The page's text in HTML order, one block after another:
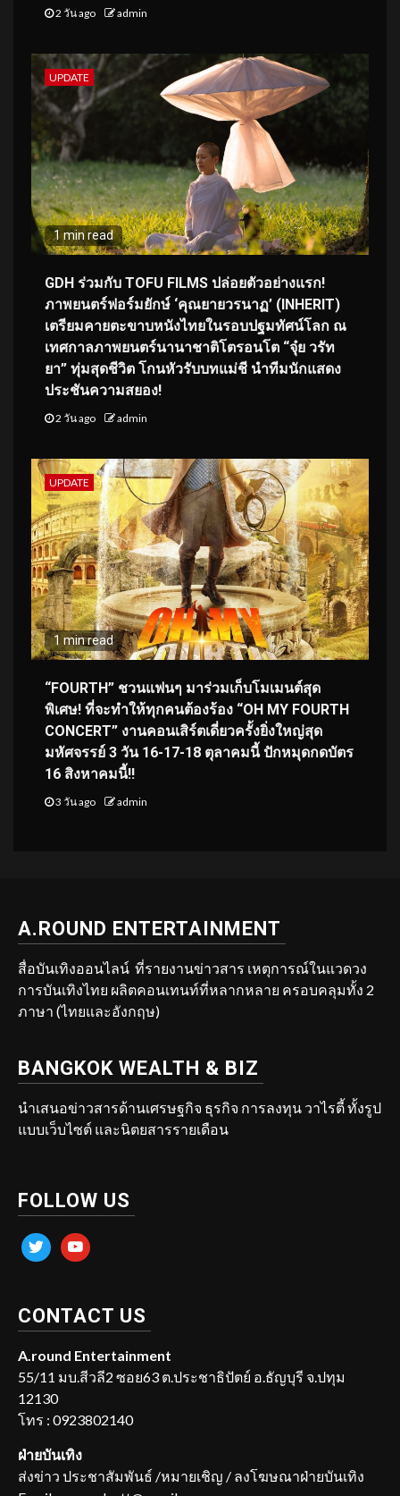
2 วัน ago admin
UPDATE
1 min read
GDH ร่วมกับ TOFU FILMS ปล่อยตัวอย่างแรก!
ภาพยนตร์ฟอร์มยักษ์ ‘คุณยายวรนาฏ’ (INHERIT)
เตรียมคายตะขาบหนังไทยในรอบปฐมทัศน์โลก ณ
เทศกาลภาพยนตร์นานาชาติโตรอนโต “จุ๋ย วรัท
ยา” ทุ่มสุดชีวิต โกนหัวรับบทแม่ชี นำทีมนักแสดง
ประชันความสยอง!
2 วัน ago admin
UPDATE
1 min read
“FOURTH” ชวนแฟนๆ มาร่วมเก็บโมเมนต์สุด
พิเศษ! ที่จะทำให้ทุกคนต้องร้อง “OH MY FOURTH
CONCERT” งานคอนเสิร์ตเดี่ยวครั้งยิ่งใหญ่สุด
มหัศจรรย์ 3 วัน 16-17-18 ตุลาคมนี้ ปักหมุดกดบัตร
16 สิงหาคมนี้!!
3 วัน ago admin
A.ROUND ENTERTAINMENT
สื่อบันเทิงออนไลน์ ที่รายงานข่าวสาร เหตุการณ์ในแวดวง
การบันเทิงไทย ผลิตคอนเทนท์ที่หลากหลาย ครอบคลุมทั้ง 2
ภาษา (ไทยและอังกฤษ)
BANGKOK WEALTH & BIZ
นำเสนอข่าวสารด้านเศรษฐกิจ ธุรกิจ การลงทุน วาไรตี้ ทั้งรูป
แบบเว็บไซต์ และนิตยสารรายเดือน
FOLLOW US
twitter youtube
CONTACT US
A.round Entertainment
55/11 มบ.สีวลี2 ซอย63 ต.ประชาธิปัตย์ อ.ธัญบุรี จ.ปทุม
12130
โทร : 0923802140
ฝ่ายบันเทิง
ส่งข่าว ประชาสัมพันธ์ /หมายเชิญ / ลงโฆษณาฝ่ายบันเทิง